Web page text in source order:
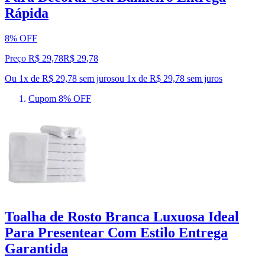
Rápida
8% OFF
Preço R$ 29,78R$ 29,78
Ou 1x de R$ 29,78 sem jurosou 1x de R$ 29,78 sem juros
Cupom 8% OFF
Toalha de Rosto Branca Luxuosa Ideal
Para Presentear Com Estilo Entrega
Garantida